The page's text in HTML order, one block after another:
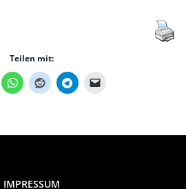
Teilen mit:
IMPRESSUM